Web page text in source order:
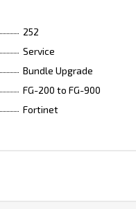
252
Service
Bundle Upgrade
FG-200 to FG-900
Fortinet